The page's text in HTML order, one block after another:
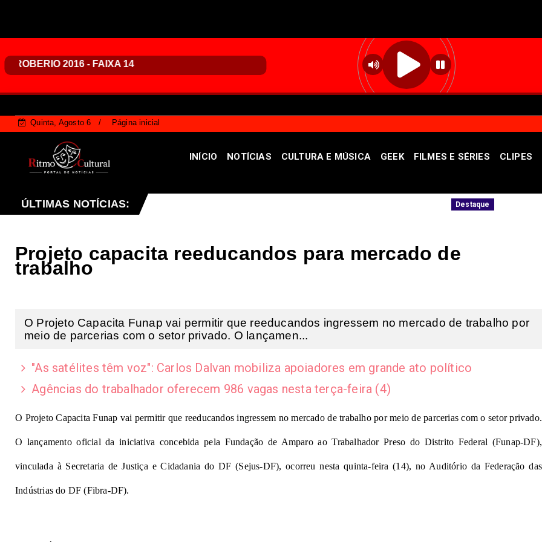
Quinta, Agosto 6 Página inicial
INÍCIO NOTÍCIAS CULTURA E MÚSICA GEEK FILMES E SÉRIES CLIPES
ÚLTIMAS NOTÍCIAS:
Planaltina terá reforço de ônibus para a 6ª Feira Nacional da Uva e do Vinho STF autoriza buscas
Projeto capacita reeducandos para mercado de
trabalho
O Projeto Capacita Funap vai permitir que reeducandos ingressem no mercado de trabalho por
meio de parcerias com o setor privado. O lançamen...
"As satélites têm voz": Carlos Dalvan mobiliza apoiadores em grande ato político
Agências do trabalhador oferecem 986 vagas nesta terça-feira (4)
O Projeto Capacita Funap vai permitir que reeducandos ingressem no mercado de trabalho por meio de parcerias com o setor privado.
O lançamento oficial da iniciativa concebida pela Fundação de Amparo ao Trabalhador Preso do Distrito Federal (Funap-DF),
vinculada à Secretaria de Justiça e Cidadania do DF (Sejus-DF), ocorreu nesta quinta-feira (14), no Auditório da Federação das
Indústrias do DF (Fibra-DF).